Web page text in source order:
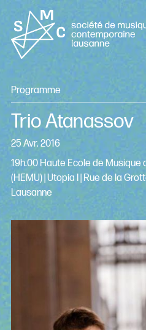
Programme
Trio Atanassov
25 Avr. 2016
19h.00 Haute Ecole de Musique
(HEMU) | Utopia I | Rue de la
Lausanne